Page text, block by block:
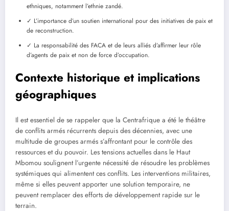
ethniques, notamment l’ethnie zandé.
✓ L’importance d’un soutien international pour des initiatives de paix et
de reconstruction.
✓ La responsabilité des FACA et de leurs alliés d’affirmer leur rôle
d’agents de paix et non de force d’occupation.
Contexte historique et implications
géographiques
Il est essentiel de se rappeler que la Centrafrique a été le théâtre
de conflits armés récurrents depuis des décennies, avec une
multitude de groupes armés s’affrontant pour le contrôle des
ressources et du pouvoir. Les tensions actuelles dans le Haut
Mbomou soulignent l’urgente nécessité de résoudre les problèmes
systémiques qui alimentent ces conflits. Les interventions militaires,
même si elles peuvent apporter une solution temporaire, ne
peuvent remplacer des efforts de développement rapide sur le
terrain.